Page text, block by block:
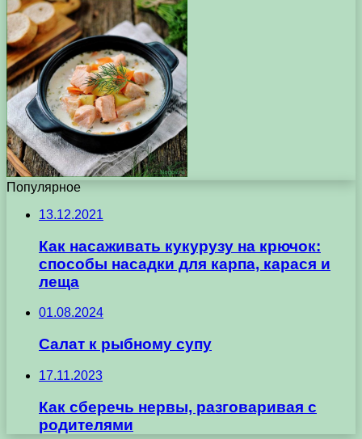
Популярное
13.12.2021
Как насаживать кукурузу на крючок:
способы насадки для карпа, карася и
леща
01.08.2024
Салат к рыбному супу
17.11.2023
Как сберечь нервы, разговаривая с
родителями